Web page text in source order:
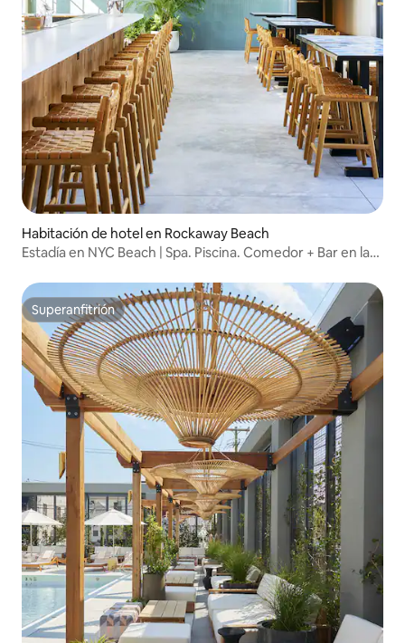
Habitación de hotel en Rockaway Beach
Estadía en NYC Beach | Spa. Piscina. Comedor + Bar en la
Superanfitrión
Superanfitrión